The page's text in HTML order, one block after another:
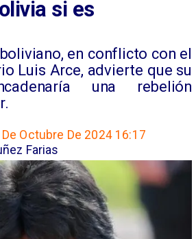
si es
en conflicto con el
Luis Arce, advierte que su
una rebelión
Octubre De 2024 16:17
Farias